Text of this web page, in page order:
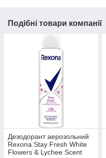
Подібні товари компанії
Дезодорант аерозольний
Rexona Stay Fresh White
Flowers & Lychee Scent